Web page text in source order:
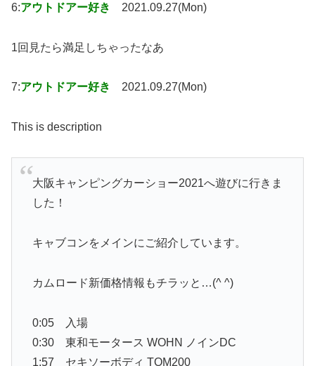
6:アウトドアー好き 2021.09.27(Mon)
1回見たら満足しちゃったなあ
7:アウトドアー好き 2021.09.27(Mon)
This is description
大阪キャンピングカーショー2021へ遊びに行きま
した！
キャブコンをメインにご紹介しています。
カムロード新価格情報もチラッと…(^ ^)
0:05 入場
0:30 東和モータース WOHN ノインDC
1:57 セキソーボディ TOM200